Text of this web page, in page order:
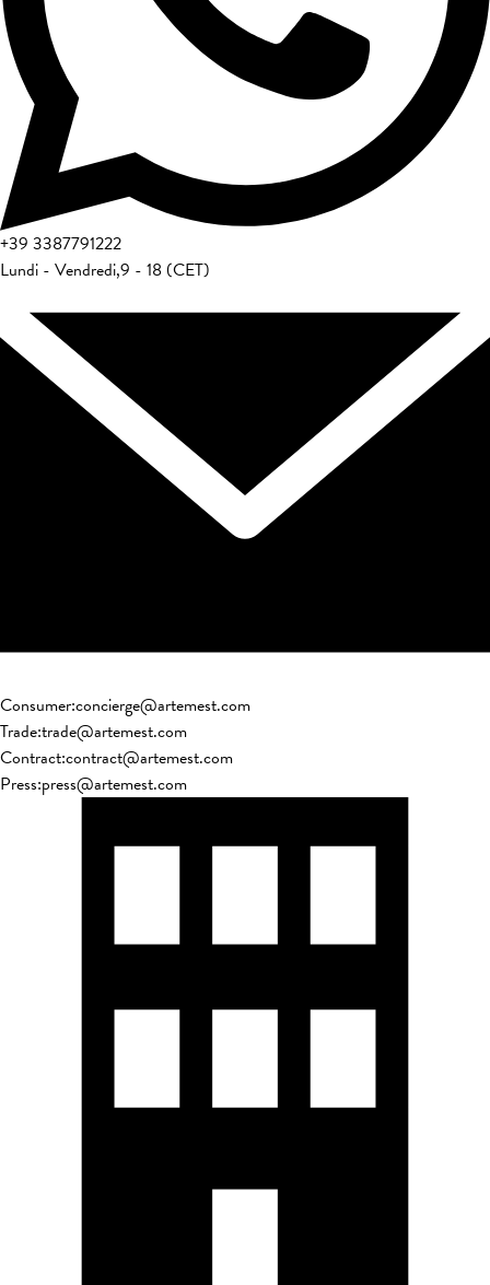
+39 3387791222
Lundi - Vendredi,9 - 18 (CET)
Consumer:concierge@artemest.com
Trade:trade@artemest.com
Contract:contract@artemest.com
Press:press@artemest.com